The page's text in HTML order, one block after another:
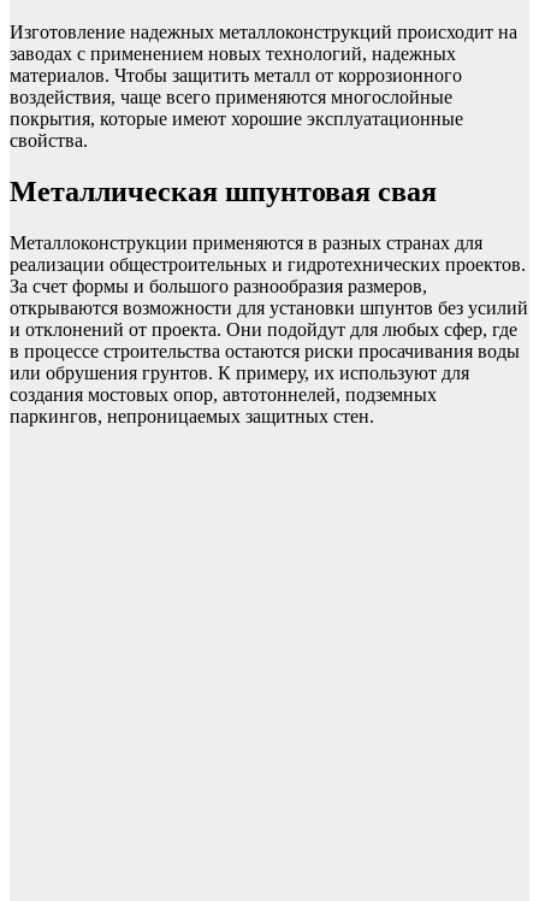
Изготовление надежных металлоконструкций происходит на
заводах с применением новых технологий, надежных
материалов. Чтобы защитить металл от коррозионного
воздействия, чаще всего применяются многослойные
покрытия, которые имеют хорошие эксплуатационные
свойства.
Металлическая шпунтовая свая
Металлоконструкции применяются в разных странах для
реализации общестроительных и гидротехнических проектов.
За счет формы и большого разнообразия размеров,
открываются возможности для установки шпунтов без усилий
и отклонений от проекта. Они подойдут для любых сфер, где
в процессе строительства остаются риски просачивания воды
или обрушения грунтов. К примеру, их используют для
создания мостовых опор, автотоннелей, подземных
паркингов, непроницаемых защитных стен.